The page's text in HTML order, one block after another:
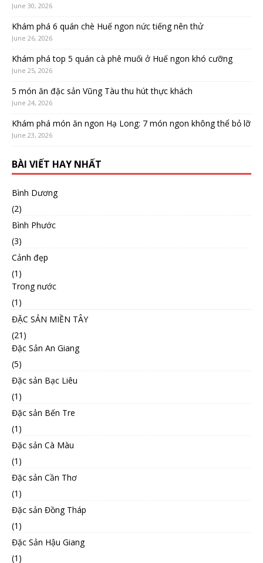
June 30, 2026
Khám phá 6 quán chè Huế ngon nức tiếng nên thử
June 26, 2026
Khám phá top 5 quán cà phê muối ở Huế ngon khó cưỡng
June 25, 2026
5 món ăn đặc sản Vũng Tàu thu hút thực khách
June 24, 2026
Khám phá món ăn ngon Hạ Long: 7 món ngon không thể bỏ lỡ
June 23, 2026
BÀI VIẾT HAY NHẤT
Bình Dương
(2)
Bình Phước
(3)
Cảnh đẹp
(1)
Trong nước
(1)
ĐẶC SẢN MIỀN TÂY
(21)
Đặc Sản An Giang
(5)
Đặc sản Bạc Liêu
(1)
Đặc sản Bến Tre
(1)
Đặc sản Cà Màu
(1)
Đặc sản Cần Thơ
(1)
Đặc sản Đồng Tháp
(1)
Đặc Sản Hậu Giang
(1)